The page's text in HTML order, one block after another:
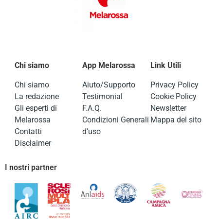
Chi siamo
Chi siamo
La redazione
Gli esperti di
Melarossa
Contatti
Disclaimer
App Melarossa
Aiuto/Supporto
Testimonial
F.A.Q.
Condizioni Generali
d’uso
Link Utili
Privacy Policy
Cookie Policy
Newsletter
Mappa del sito
I nostri partner